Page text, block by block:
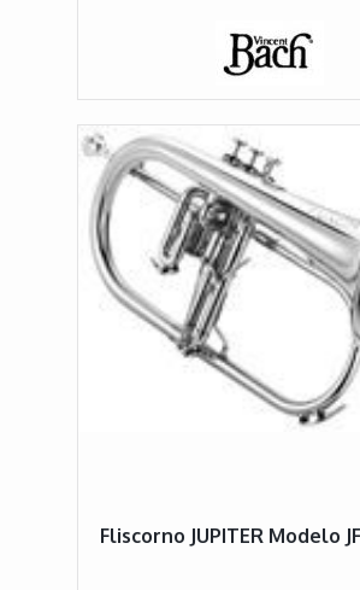
Fliscorno JUPITER Modelo